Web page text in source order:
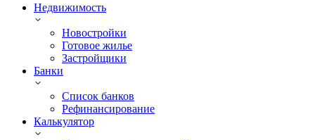
Недвижимость
Новостройки
Готовое жилье
Застройщики
Банки
Список банков
Рефинансирование
Калькулятор